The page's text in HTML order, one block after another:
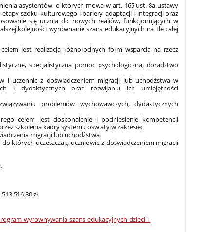
asystentów, o których mowa w art. 165 ust. 8a ustawy
szoku kulturowego i bariery adaptacji i integracji oraz
się ucznia do nowych realiów, funkcjonujących w
kolejności wyrównanie szans edukacyjnych na tle całej
jest realizacja różnorodnych form wsparcia na rzecz
specjalistyczna pomoc psychologiczna, doradztwo
i uczennic z doświadczeniem migracji lub uchodźstwa w
i dydaktycznych oraz rozwijaniu ich umiejętności
problemów wychowawczych, dydaktycznych
celem jest doskonalenie i podniesienie kompetencji
szkolenia kadry systemu oświaty w zakresie:
migracji lub uchodźstwa,
do których uczęszczają uczniowie z doświadczeniem migracji
516,80 zł
wyrownywania-szans-edukacyjnych-dzieci-i-